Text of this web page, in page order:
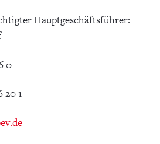
Hauptgeschäftsführer:
0
1